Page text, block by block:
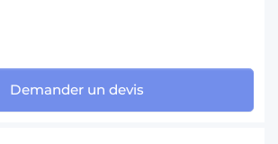
Demander un devis